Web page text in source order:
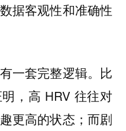
据客观性和准确性
一套完整逻辑。比
，高 HRV 往往对
更高的状态；而剧